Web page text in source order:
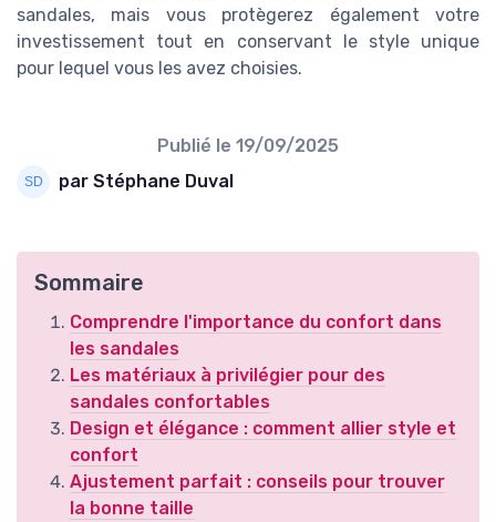
sandales, mais vous protègerez également votre
investissement tout en conservant le style unique
pour lequel vous les avez choisies.
Publié le 19/09/2025
par Stéphane Duval
Sommaire
Comprendre l'importance du confort dans
les sandales
Les matériaux à privilégier pour des
sandales confortables
Design et élégance : comment allier style et
confort
Ajustement parfait : conseils pour trouver
la bonne taille